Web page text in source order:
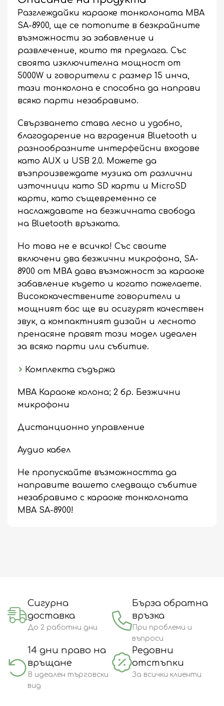
Разглеждайки караоке тонколоната MBA
SA-8900, ще се потопите в безкрайните
възможности за забавление и
развлечение, които тя предлага. Със
своята изключителна мощност от
5000W и говорители с размер 15 инча,
тази тонколона е способна да направи
всяко парти незабравимо.
Свързването става лесно и удобно,
благодарение на вградения Bluetooth и
разнообразните интерфейсни входове
като AUX и USB 2.0. Можете да
възпроизвеждате музика от различни
източници като SD карти и MicroSD
карти, като същевременно се
наслаждавате на безжичната свобода
на Bluetooth връзката.
Но това не е всичко! Със своите
включени два безжични микрофона, SA-
8900 от MBA дава възможност за караоке
забавление където и когато пожелаете.
Висококачествените говорители и
мощният бас ще ви осигурят качествен
звук, а компактният дизайн и лесното
пренасяне правят този модел идеален
за всяко парти или събитие.
Комплекта съдържа
MBA Караоке колона; 2 бр. Безжични
микрофони
Дистанционно управление
Аудио кабел
Не пропускайте възможността да
направите вашето следващо събитие
незабравимо с караоке тонколоната
MBA SA-8900!
Сигурна
доставка
До 2 работни дни
Бърза обратна
връзка
При проблеми и
въпроси
14 дни право на
връщане
В идеален търговски
вид
Редовни
отстъпки
За всички клиенти